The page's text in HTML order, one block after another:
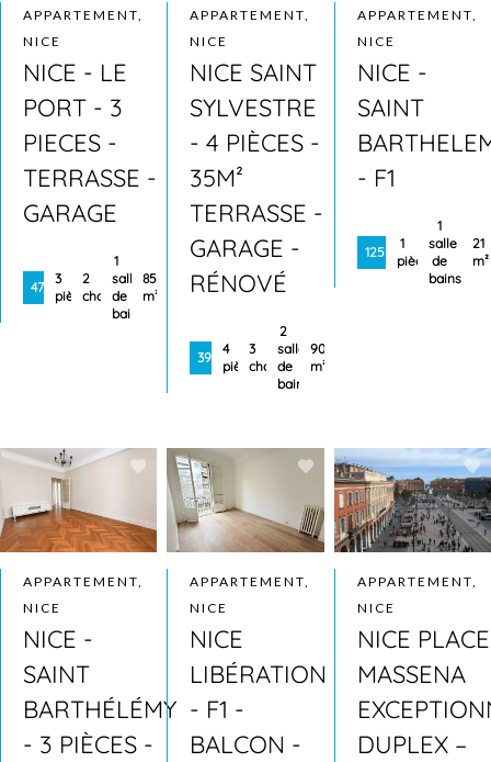
APPARTEMENT,
NICE
NICE - LE
PORT - 3
PIECES -
TERRASSE -
GARAGE
475 000 €
3
pièces
2
chambres
1
salle
de
bains
85
m²
APPARTEMENT,
NICE
NICE SAINT
SYLVESTRE
- 4 PIÈCES -
35M²
TERRASSE -
GARAGE -
RÉNOVÉ
399 000 €
4
pièces
3
chambres
2
salles
de
bains
90
m²
APPARTEMENT,
NICE
NICE -
SAINT
- F1
125 000 €
1
pièce
1
salle
de
bains
21
m²
APPARTEMENT,
NICE
NICE -
SAINT
BARTHÉLÉMY
- 3 PIÈCES -
APPARTEMENT,
NICE
NICE
LIBÉRATION
- F1 -
BALCON -
APPARTEMENT,
NICE
NICE PLACE
MASSENA
DUPLEX –